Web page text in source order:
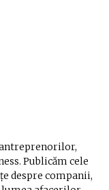
Publicăm cele
despre companii,